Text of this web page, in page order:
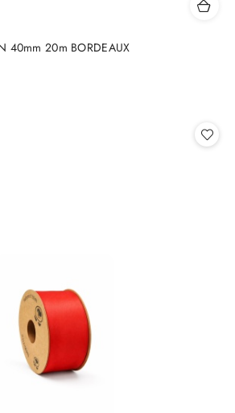
40mm 20m BORDEAUX